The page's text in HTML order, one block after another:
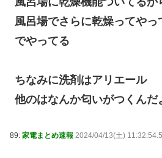
風呂場でさらに乾燥ってや
でやってる
ちなみに洗剤はアリエール
他のはなんか匂いがつくんだ
89: 家電まとめ速報 2024/04/13(土)